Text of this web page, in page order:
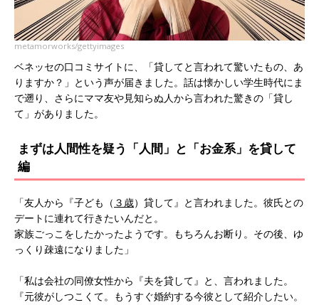
metamorworks/gettyimages
ベネッセの口コミサイトに、「貸してと言われて驚いたもの、あ
りますか？」という声が届きました。話は懐かしい学生時代にま
で遡り、さらにママ友や見知らぬ人から言われた驚きの「貸し
て」がありました。
まずは人間性を疑う「人間」と「お金系」を貸して
編
「友人から『子ども（ ３歳）貸して』と言われました。彼氏との
デートに連れて行きたいんだと。
家族ごっこをしたかったようです。もちろんお断り。その後、ゆ
っくり疎遠になりました」
「私は会社の同僚女性から『夫を貸して』と、言われました。
『元彼がしつこくて。もうすぐ婚約する今彼として紹介したい。